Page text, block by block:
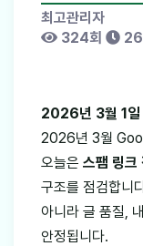
최고관리자
324회
2026년 3월 1일
2026년 3월
오늘은 스팸 링크
구조를 점검합니
아니라 글 품질,
안정됩니다.